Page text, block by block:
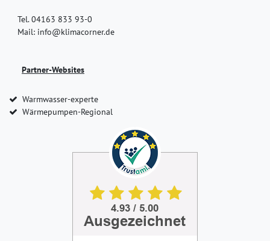
Tel. 04163 833 93-0
Mail: info@klimacorner.de
Partner-Websites
Warmwasser-experte
Wärmepumpen-Regional